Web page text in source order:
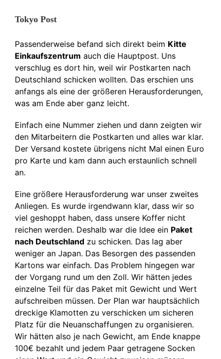
Tokyo Post
Passenderweise befand sich direkt beim Kitte
Einkaufszentrum auch die Hauptpost. Uns
verschlug es dort hin, weil wir Postkarten nach
Deutschland schicken wollten. Das erschien uns
anfangs als eine der größeren Herausforderungen,
was am Ende aber ganz leicht.
Einfach eine Nummer ziehen und dann zeigten wir
den Mitarbeitern die Postkarten und alles war klar.
Der Versand kostete übrigens nicht Mal einen Euro
pro Karte und kam dann auch erstaunlich schnell
an.
Eine größere Herausforderung war unser zweites
Anliegen. Es wurde irgendwann klar, dass wir so
viel geshoppt haben, dass unsere Koffer nicht
reichen werden. Deshalb war die Idee ein Paket
nach Deutschland zu schicken. Das lag aber
weniger an Japan. Das Besorgen des passenden
Kartons war einfach. Das Problem hingegen war
der Vorgang rund um den Zoll. Wir hätten jedes
einzelne Teil für das Paket mit Gewicht und Wert
aufschreiben müssen. Der Plan war hauptsächlich
dreckige Klamotten zu verschicken um sicheren
Platz für die Neuanschaffungen zu organisieren.
Wir hätten also je nach Gewicht, am Ende knappe
100€ bezahlt und jedem Paar getragene Socken